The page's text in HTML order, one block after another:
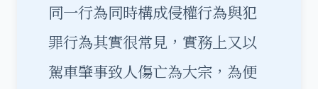
同一行為同時構成侵權行為與犯
罪行為其實很常見，實務上又以
駕車肇事致人傷亡為大宗，為便